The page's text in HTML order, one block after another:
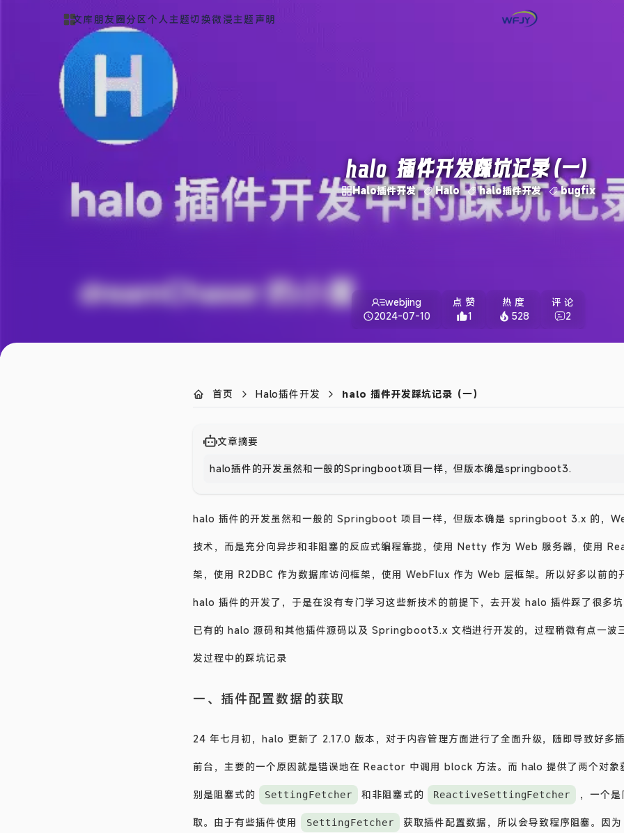
文库 朋友圈分区个人主题切换微浸主题声明
halo 插件开发踩坑记录（一）
Halo插件开发 Halo halo插件开发 bugfix
webjing
2024-07-10
点 赞
1
热 度
528
评 论
2
首页 Halo插件开发 halo 插件开发踩坑记录（一）
文章摘要
halo插件的开发虽然和一般的Springboot项目一样，但版本确是springboot3.x的，Web
halo 插件的开发虽然和一般的 Springboot 项目一样，但版本确是 springboot 3.x 的，
技术，而是充分向异步和非阻塞的反应式编程靠拢，使用 Netty 作为 Web 服务器，使用
架，使用 R2DBC 作为数据库访问框架，使用 WebFlux 作为 Web 层框架。所以好多以前的
halo 插件的开发了，于是在没有专门学习这些新技术的前提下，去开发 halo 插件踩了很多
已有的 halo 源码和其他插件源码以及 Springboot3.x 文档进行开发的，过程稍微有点一波
发过程中的踩坑记录
一、插件配置数据的获取
24 年七月初，halo 更新了 2.17.0 版本，对于内容管理方面进行了全面升级，随即导致好多
前台，主要的一个原因就是错误地在 Reactor 中调用 block 方法。而 halo 提供了两个对象
别是阻塞式的 SettingFetcher 和非阻塞式的 ReactiveSettingFetcher ，一个
取。由于有些插件使用 SettingFetcher 获取插件配置数据，所以会导致程序阻塞。因